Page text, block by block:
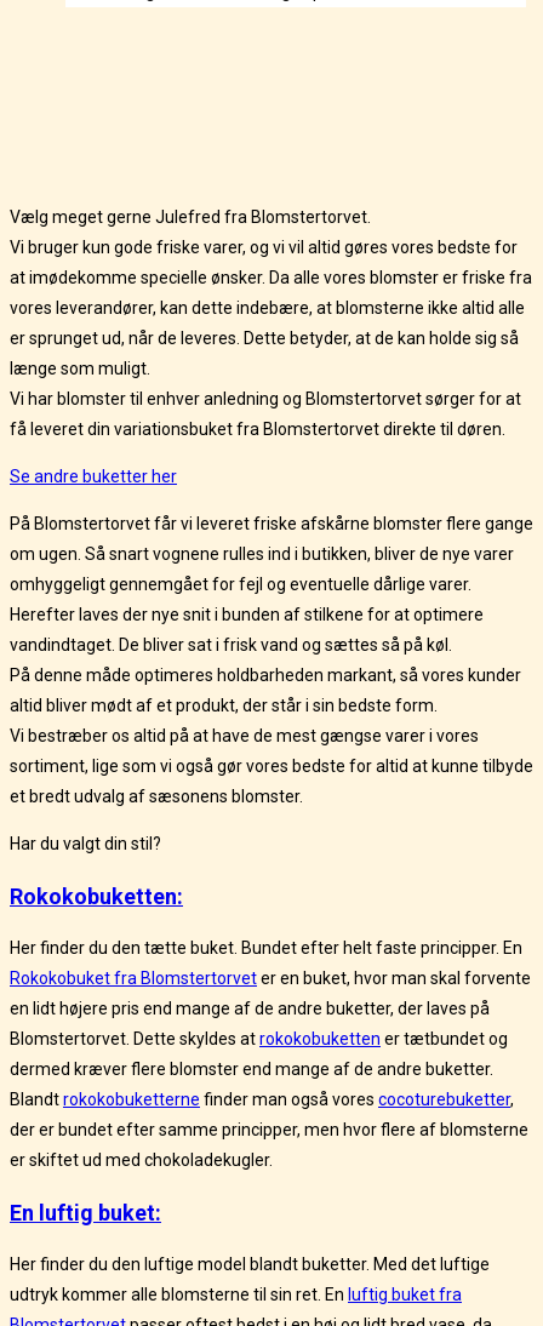
Vælg meget gerne Julefred fra Blomstertorvet.
Vi bruger kun gode friske varer, og vi vil altid gøres vores bedste for
at imødekomme specielle ønsker. Da alle vores blomster er friske fra
vores leverandører, kan dette indebære, at blomsterne ikke altid alle
er sprunget ud, når de leveres. Dette betyder, at de kan holde sig så
længe som muligt.
Vi har blomster til enhver anledning og Blomstertorvet sørger for at
få leveret din variationsbuket fra Blomstertorvet direkte til døren.
Se andre buketter her
På Blomstertorvet får vi leveret friske afskårne blomster flere gange
om ugen. Så snart vognene rulles ind i butikken, bliver de nye varer
omhyggeligt gennemgået for fejl og eventuelle dårlige varer.
Herefter laves der nye snit i bunden af stilkene for at optimere
vandindtaget. De bliver sat i frisk vand og sættes så på køl.
På denne måde optimeres holdbarheden markant, så vores kunder
altid bliver mødt af et produkt, der står i sin bedste form.
Vi bestræber os altid på at have de mest gængse varer i vores
sortiment, lige som vi også gør vores bedste for altid at kunne tilbyde
et bredt udvalg af sæsonens blomster.
Har du valgt din stil?
Rokokobuketten:
Her finder du den tætte buket. Bundet efter helt faste principper. En
Rokokobuket fra Blomstertorveter en buket, hvor man skal forvente
en lidt højere pris end mange af de andre buketter, der laves på
Blomstertorvet. Dette skyldes atrokokobuketten er tætbundet og
dermed kræver flere blomster end mange af de andre buketter.
Blandtrokokobuketterne finder man også vores cocoturebuketter,
der er bundet efter samme principper, men hvor flere af blomsterne
er skiftet ud med chokoladekugler.
En luftig buket:
Her finder du den luftige model blandt buketter. Med det luftige
udtryk kommer alle blomsterne til sin ret. En luftig buket fra